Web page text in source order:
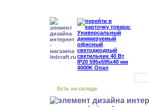
Есть на складе